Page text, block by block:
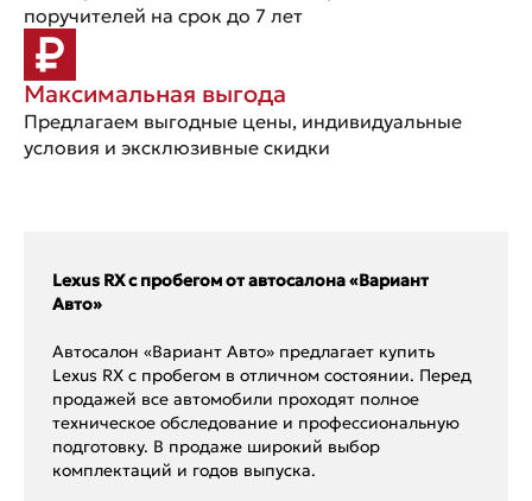
поручителей на срок до 7 лет
Максимальная выгода
Предлагаем выгодные цены, индивидуальные
условия и эксклюзивные скидки
Lexus RX с пробегом от автосалона «Вариант
Авто»
Автосалон «Вариант Авто» предлагает купить
Lexus RX с пробегом в отличном состоянии. Перед
продажей все автомобили проходят полное
техническое обследование и профессиональную
подготовку. В продаже широкий выбор
комплектаций и годов выпуска.